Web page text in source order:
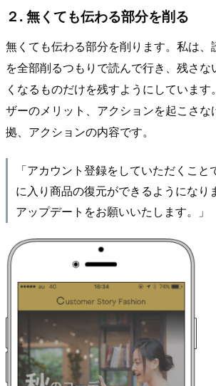
２. 無くても伝わる部分を削る
無くても伝わる部分を削ります。私は、
を全部削るつもりで読んで行き、残さ
くなるものだけを残すようにしていま
ザーのメリット、アクションを起こさな
拠、アクションの内容です。
「アカウント登録をしていただくこ
に入り商品の復元ができるようになり
アップデートをお願いいたします。」